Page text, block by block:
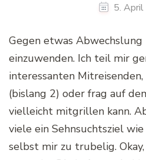
5.
Gegen etwas Abwechslung
einzuwenden. Ich teil mir
interessanten
(bislang 2) oder frag auf
vielleicht mitgrillen kann.
viele ein Sehnsuchtsziel
selbst mir zu trubelig.